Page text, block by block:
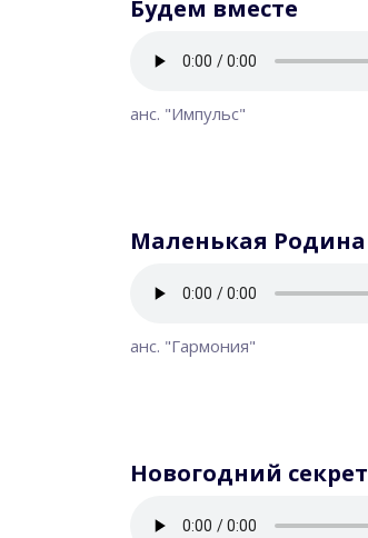
Будем вместе
анс. "Импульс"
Маленькая Родина
анс. "Гармония"
Новогодний секрет